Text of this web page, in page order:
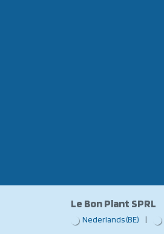
Le Bon Plant SPRL
Nederlands (BE)
|